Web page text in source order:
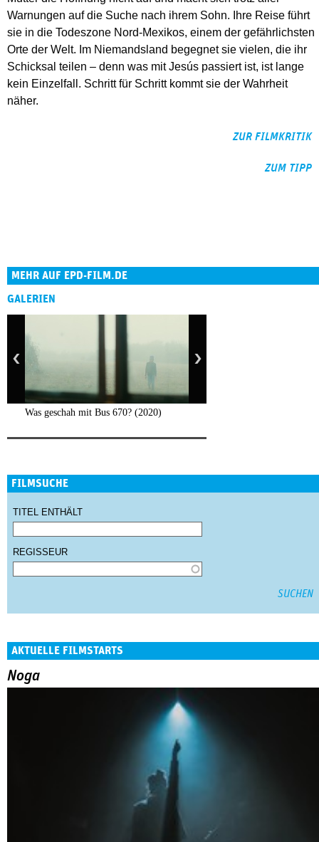
Warnungen auf die Suche nach ihrem Sohn. Ihre Reise führt
sie in die Todeszone Nord-Mexikos, einem der gefährlichsten
Orte der Welt. Im Niemandsland begegnet sie vielen, die ihr
Schicksal teilen – denn was mit Jesús passiert ist, ist lange
kein Einzelfall. Schritt für Schritt kommt sie der Wahrheit
näher.
ZUR FILMKRITIK
ZUM TIPP
MEHR AUF EPD-FILM.DE
GALERIEN
Was geschah mit Bus 670? (2020)
FILMSUCHE
TITEL ENTHÄLT
REGISSEUR
AKTUELLE FILMSTARTS
Noga